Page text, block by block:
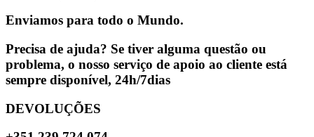
Enviamos para todo o Mundo.
Precisa de ajuda? Se tiver alguma questão ou
problema, o nosso serviço de apoio ao cliente está
sempre disponível, 24h/7dias
DEVOLUÇÕES